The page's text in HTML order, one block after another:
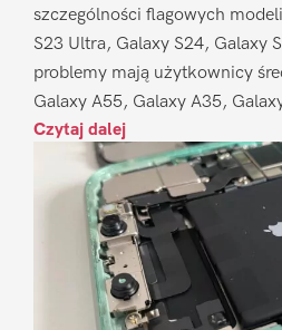
szczególności flagowych
S23 Ultra, Galaxy S24, Galaxy
problemy mają użytkownicy
Galaxy A55, Galaxy A35,
Czytaj dalej